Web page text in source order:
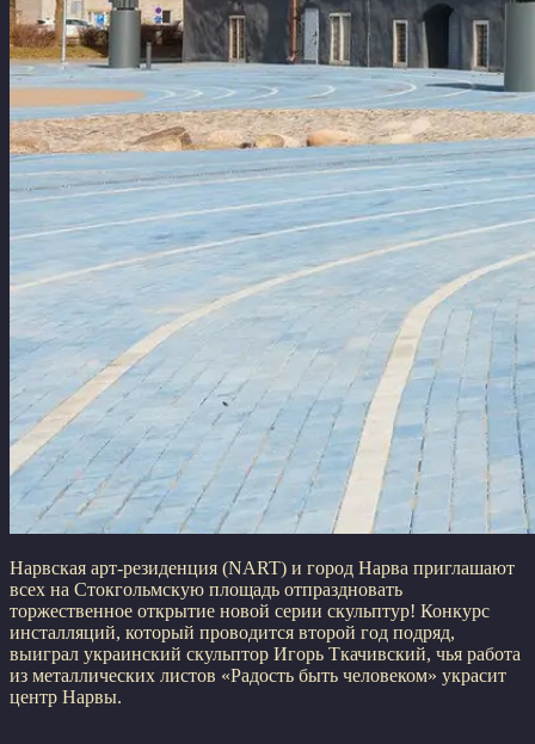
Нарвская арт-резиденция (NART) и город Нарва приглашают
всех на Стокгольмскую площадь отпраздновать
торжественное открытие новой серии скульптур! Конкурс
инсталляций, который проводится второй год подряд,
выиграл украинский скульптор Игорь Ткачивский, чья работа
из металлических листов «Радость быть человеком» украсит
центр Нарвы.